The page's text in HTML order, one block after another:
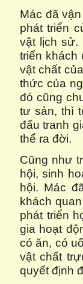
Mác đã
phát triển
vật lịch sử.
triển khách
vật chất
thức của
đó cũng
tư sản, thì
đấu tranh
thể ra đời.
Cũng như
hội, sinh
hội. Mác
khách
phát triển
gia hoạt
có ăn, có
vật chất
quyết định